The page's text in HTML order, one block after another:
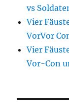
vs
Vier
VorVor
Vier
Vor-Con